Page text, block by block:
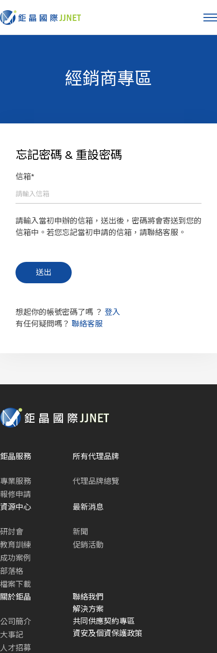
經銷商專區
忘記密碼 & 重設密碼
信箱*
請輸入當初申辦的信箱，送出後，密碼將會寄送到您的
信箱中。若您忘記當初申請的信箱，請聯絡客服。
想起你的帳號密碼了嗎 ？ 登入
有任何疑問嗎？ 聯絡客服
鉅晶服務
專業服務
報修申請
所有代理品牌
代理品牌總覽
資源中心
研討會
教育訓練
成功案例
部落格
檔案下載
最新消息
新聞
促銷活動
關於鉅晶
公司簡介
大事記
人才招募
聯絡我們
解決方案
共同供應契約專區
資安及個資保護政策